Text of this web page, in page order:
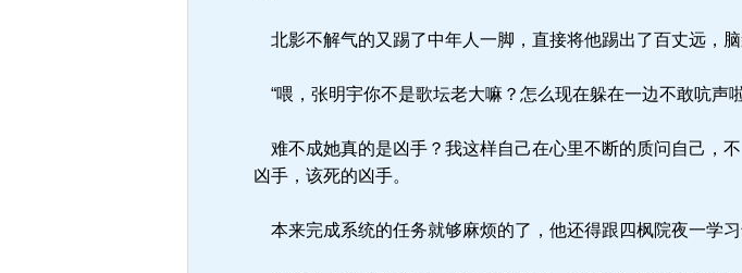
北影不解气的又踢了中年人一脚，直接将他踢出了百丈远，
“喂，张明宇你不是歌坛老大嘛？怎么现在躲在一边不敢吭声
难不成她真的是凶手？我这样自己在心里不断的质问自己，
凶手，该死的凶手。
本来完成系统的任务就够麻烦的了，他还得跟四枫院夜一学